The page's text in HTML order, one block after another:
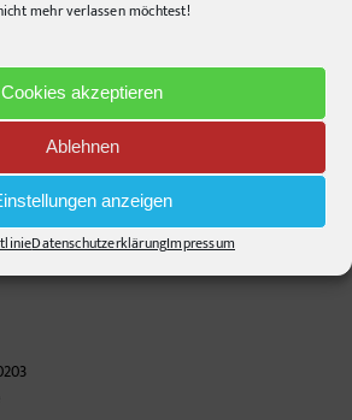
mehr verlassen möchtest!
Cookies akzeptieren
Ablehnen
anzeigen
DatenschutzerklärungImpressum